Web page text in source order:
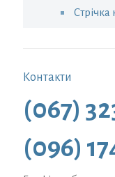
Стрічка
Контакти
(067)
(096)